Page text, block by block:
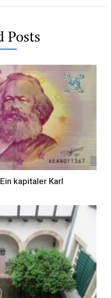
Posts
kapitaler Karl